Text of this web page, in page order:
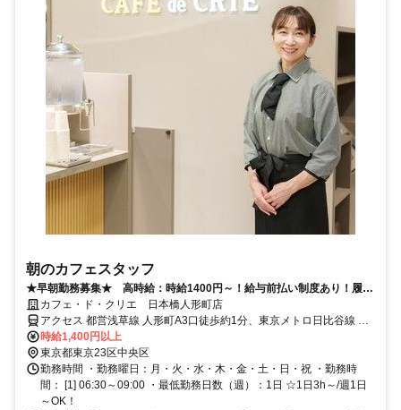
朝のカフェスタッフ
★早朝勤務募集★ 高時給：時給1400円～！給与前払い制度あり！履歴
書不要！社割あり！カフェ勤務未経験歓迎！
カフェ・ド・クリエ 日本橋人形町店
アクセス 都営浅草線 人形町A3口徒歩約1分、東京メトロ日比谷線 人
形町A3口徒歩約1分、東京メトロ半蔵門線 水天宮前7番口徒歩約5分
時給1,400円以上
東京都東京23区中央区
勤務時間 ・勤務曜日：月・火・水・木・金・土・日・祝 ・勤務時
間： [1] 06:30～09:00 ・最低勤務日数（週）：1日 ☆1日3h～/週1日
～OK！